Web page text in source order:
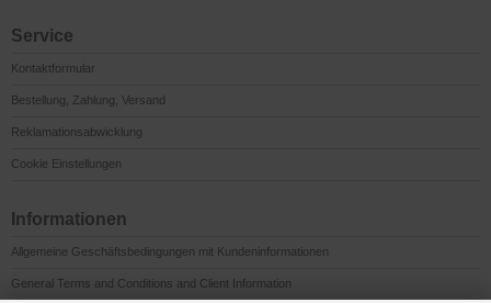
Service
Kontaktformular
Bestellung, Zahlung, Versand
Reklamationsabwicklung
Cookie Einstellungen
Informationen
Allgemeine Geschäftsbedingungen mit Kundeninformationen
General Terms and Conditions and Client Information